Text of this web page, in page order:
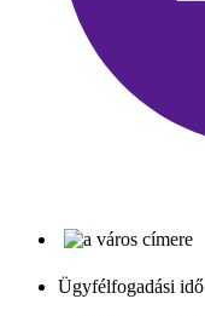
Ügyfélfogadási idő